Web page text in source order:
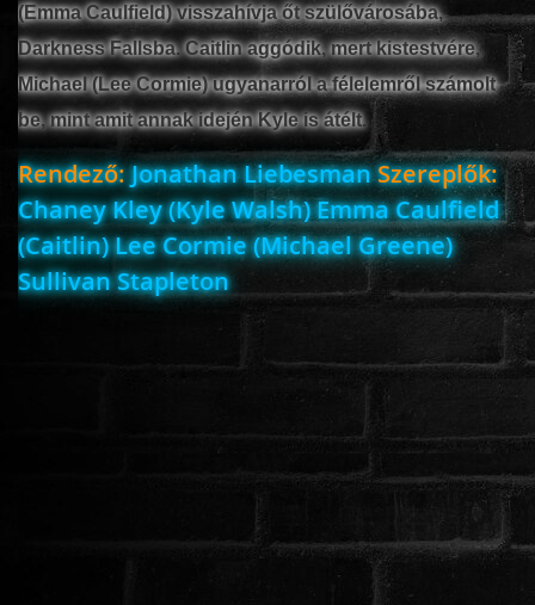
(Emma Caulfield) visszahívja őt szülővárosába,
Darkness Fallsba. Caitlin aggódik, mert kistestvére,
Michael (Lee Cormie) ugyanarról a félelemről számolt
be, mint amit annak idején Kyle is átélt.
Rendező:Jonathan LiebesmanSzereplők:
Chaney Kley (Kyle Walsh) Emma Caulfield
(Caitlin) Lee Cormie (Michael Greene)
Sullivan Stapleton